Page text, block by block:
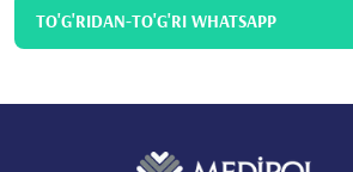
TO'G'RIDAN-TO'G'RI WHATSAPP